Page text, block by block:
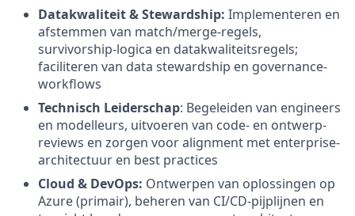
Datakwaliteit & Stewardship: Implementeren en
afstemmen van match/merge-regels,
survivorship-logica en datakwaliteitsregels;
faciliteren van data stewardship en governance-
workflows
Technisch Leiderschap: Begeleiden van engineers
en modelleurs, uitvoeren van code- en ontwerp-
reviews en zorgen voor alignment met enterprise-
architectuur en best practices
Cloud & DevOps: Ontwerpen van oplossingen op
Azure (primair), beheren van CI/CD-pijplijnen en